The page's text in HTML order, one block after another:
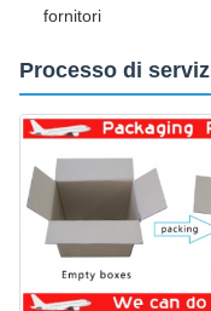
fornitori
Processo di